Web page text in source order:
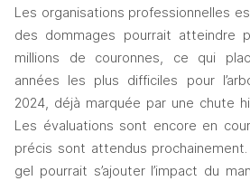
Les organisations professionnelles
des dommages pourrait atteindre
millions de couronnes, ce qui
années les plus difficiles pour
2024, déjà marquée par une chute
Les évaluations sont encore en
précis sont attendus
gel pourrait s’ajouter l’impact du